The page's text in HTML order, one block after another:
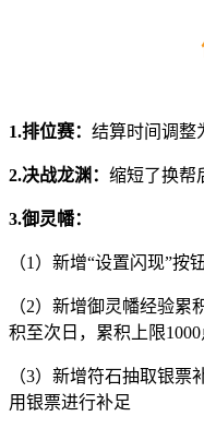
1.排位赛： 结算时间调整
2.决战龙渊： 缩短了换帮
3.御灵幡：
（1）新增“设置闪现”
（2）新增御灵幡经验
积至次日，累积上限1000
（3）新增符石抽取银
用银票进行补足